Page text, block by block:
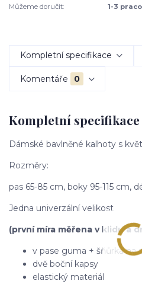
Můžeme doručit:
1-3
Kompletní specifikace
Komentáře 0
Kompletní specifikace
Dámské bavlněné kalhoty s
Rozměry:
pas 65-85 cm, boky 95-115 cm,
Jedna univerzální velikost
(první míra měřena v klidu a
v pase guma + šňůrka na
dvě boční kapsy
elastický materiál